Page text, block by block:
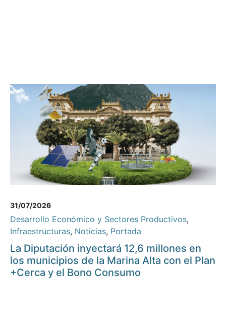
31/07/2026
Desarrollo Económico y Sectores Productivos,
Infraestructuras, Noticias, Portada
La Diputación inyectará 12,6 millones en
los municipios de la Marina Alta con el Plan
+Cerca y el Bono Consumo